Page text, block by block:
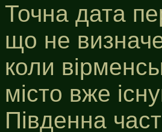
Точна дата
що не
коли
місто вже
Південна